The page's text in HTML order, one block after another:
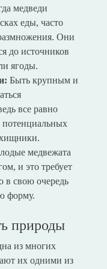
медведи
еды, часто
Они
до источников
ягоды.
Быть крупным и
все равно
потенциальных
хищники.
медвежата
и это требует
в свою очередь
форму.
природы
из многих
их одними из